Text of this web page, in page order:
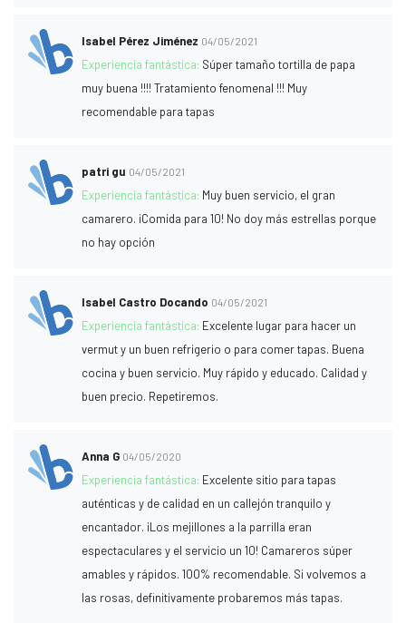
Isabel Pérez Jiménez 04/05/2021
Experiencia fantástica: Súper tamaño tortilla de papa
muy buena !!!! Tratamiento fenomenal !!! Muy
recomendable para tapas
patri gu 04/05/2021
Experiencia fantástica: Muy buen servicio, el gran
camarero. ¡Comida para 10! No doy más estrellas porque
no hay opción
Isabel Castro Docando 04/05/2021
Experiencia fantástica: Excelente lugar para hacer un
vermut y un buen refrigerio o para comer tapas. Buena
cocina y buen servicio. Muy rápido y educado. Calidad y
buen precio. Repetiremos.
Anna G 04/05/2020
Experiencia fantástica: Excelente sitio para tapas
auténticas y de calidad en un callejón tranquilo y
encantador. ¡Los mejillones a la parrilla eran
espectaculares y el servicio un 10! Camareros súper
amables y rápidos. 100% recomendable. Si volvemos a
las rosas, definitivamente probaremos más tapas.